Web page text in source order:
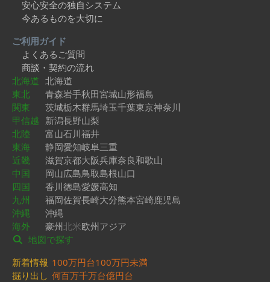
安心安全の独自システム
今あるものを大切に
ご利用ガイド
よくあるご質問
商談・契約の流れ
北海道 北海道
東北
青森岩手秋田宮城山形福島
関東
茨城栃木群馬埼玉千葉東京神奈川
甲信越 新潟長野山梨
北陸
富山石川福井
東海
静岡愛知岐阜三重
近畿
滋賀京都大阪兵庫奈良和歌山
中国
岡山広島鳥取島根山口
四国
香川徳島愛媛高知
九州
福岡佐賀長崎大分熊本宮崎鹿児島
沖縄
沖縄
海外
豪州北米欧州アジア
地図で探す
新着情報 100万円台100万円未満
掘り出し 何百万千万台億円台